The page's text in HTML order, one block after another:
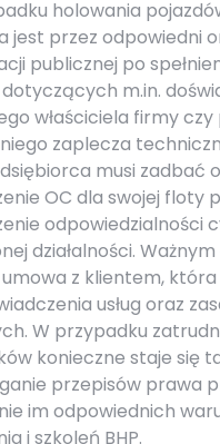
holowania
jest przez odpowiedni
publicznej po
m.in.
właściciela firmy czy
zaplecza
musi zadbać o
OC dla swojej floty
odpowiedzialności
działalności.
z klientem,
usług oraz
W przypadku
konieczne staje się
przepisów prawa
im odpowiednich
i szkoleń BHP.